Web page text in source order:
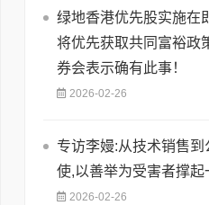
绿地香港优先股实施在
将优先获取共同富裕政
券会表示确有此事！
2026-02-26
专访李嫚:从技术销售到
使,以善举为受害者撑起
2026-02-26